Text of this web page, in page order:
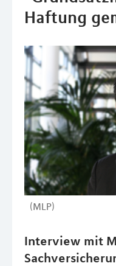
Haftung
(MLP)
Interview mit